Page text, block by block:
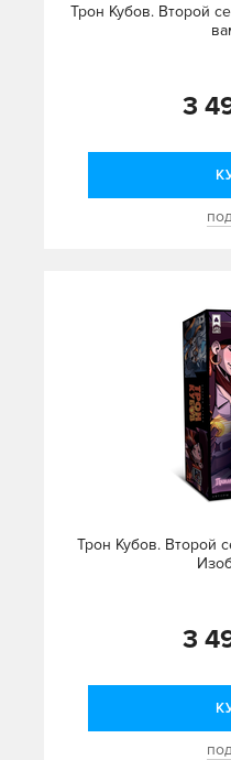
Трон Кубов. Второй
3
Трон Кубов. Второй
3